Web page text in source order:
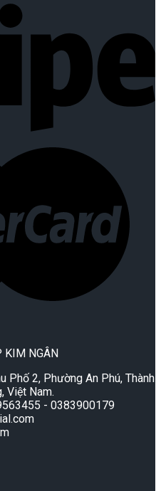
KIM NGÂN
2, Phường An Phú, Thành
Việt Nam.
- 0383900179